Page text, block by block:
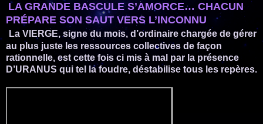
LA GRANDE BASCULE S’AMORCE… CHACUN
PRÉPARE SON SAUT VERS L’INCONNU
La VIERGE, signe du mois, d’ordinaire chargée de gérer
au plus juste les ressources collectives de façon
rationnelle, est cette fois ci mis à mal par la présence
D’URANUS qui tel la foudre, déstabilise tous les repères.